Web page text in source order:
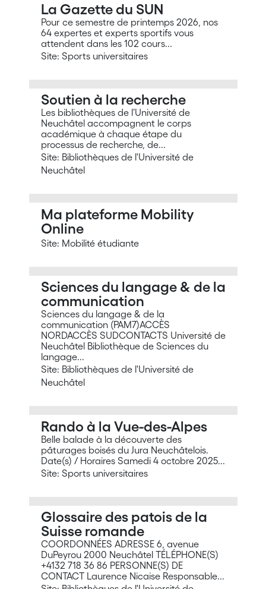
La Gazette du SUN
Pour ce semestre de printemps 2026, nos
64 expertes et experts sportifs vous
attendent dans les 102 cours...
Site: Sports universitaires
Soutien à la recherche
Les bibliothèques de l’Université de
Neuchâtel accompagnent le corps
académique à chaque étape du
processus de recherche, de...
Site: Bibliothèques de l'Université de
Neuchâtel
Ma plateforme Mobility
Online
Site: Mobilité étudiante
Sciences du langage & de la
communication
Sciences du langage & de la
communication (PAM7)ACCÈS
NORDACCÈS SUDCONTACTS Université de
Neuchâtel Bibliothèque de Sciences du
langage...
Site: Bibliothèques de l'Université de
Neuchâtel
Rando à la Vue-des-Alpes
Belle balade à la découverte des
pâturages boisés du Jura Neuchâtelois.
Date(s) / Horaires Samedi 4 octobre 2025...
Site: Sports universitaires
Glossaire des patois de la
Suisse romande
COORDONNÉES ADRESSE 6, avenue
DuPeyrou 2000 Neuchâtel TÉLÉPHONE(S)
+4132 718 36 86 PERSONNE(S) DE
CONTACT Laurence Nicaise Responsable...